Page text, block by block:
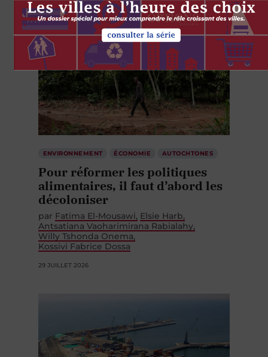
ENVIRONNEMENT ÉCONOMIE AUTOCHTONES
Pour réformer les politiques
alimentaires, il faut d’abord les
décoloniser
par Fatima El-Mousawi Elsie Harb
Antsatiana Vaoharimirana Rabialahy
Willy Tshonda Onema
Kossivi Fabrice Dossa
29 JUILLET 2026